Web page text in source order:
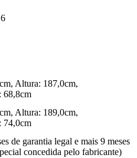
Altura: 187,0cm,
68,8cm
Altura: 189,0cm,
74,0cm
de garantia legal e mais 9 meses
concedida pelo fabricante)